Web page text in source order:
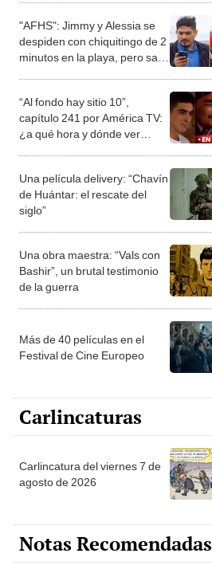
"AFHS": Jimmy y Alessia se
despiden con chiquitingo de 2
minutos en la playa, pero sale
“Al fondo hay sitio 10”,
capítulo 241 por América TV:
¿a qué hora y dónde ver
Una película delivery: “Chavín
de Huántar: el rescate del
siglo”
Una obra maestra: “Vals con
Bashir”, un brutal testimonio
de la guerra
Más de 40 películas en el
Festival de Cine Europeo
Carlincaturas
Carlincatura del viernes 7 de
agosto de 2026
Notas Recomendadas